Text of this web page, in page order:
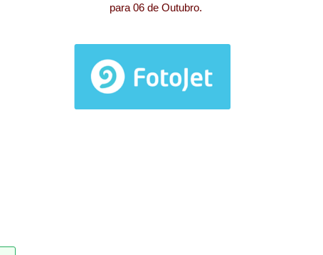
para 06 de Outubro.